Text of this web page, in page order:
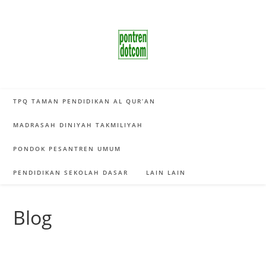
TPQ TAMAN PENDIDIKAN AL QUR’AN
MADRASAH DINIYAH TAKMILIYAH
PONDOK PESANTREN UMUM
PENDIDIKAN SEKOLAH DASAR LAIN LAIN
Blog